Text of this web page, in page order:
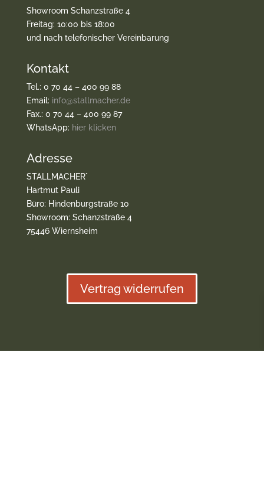
Showroom Schanzstraße 4
Freitag: 10:00 bis 18:00
und nach telefonischer Vereinbarung
Kontakt
Tel.: 0 70 44 – 400 99 88
Email: info@stallmacher.de
Fax.: 0 70 44 – 400 99 87
WhatsApp: hier klicken
Adresse
STALLMACHER°
Hartmut Pauli
Büro: Hindenburgstraße 10
Showroom: Schanzstraße 4
75446 Wiernsheim
Vertrag widerrufen